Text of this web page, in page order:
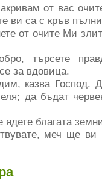
от вас
ви са с кръв
от очите Ми
търсете
за вдовица.
казва Господ.
да бъдат
благата
меч ще ви